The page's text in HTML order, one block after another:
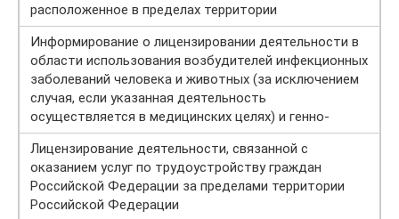
расположенное в пределах территории
Информирование о лицензировании деятельности в
области использования возбудителей инфекционных
заболеваний человека и животных (за исключением
случая, если указанная деятельность
осуществляется в медицинских целях) и генно-
Лицензирование деятельности, связанной с
оказанием услуг по трудоустройству граждан
Российской Федерации за пределами территории
Российской Федерации